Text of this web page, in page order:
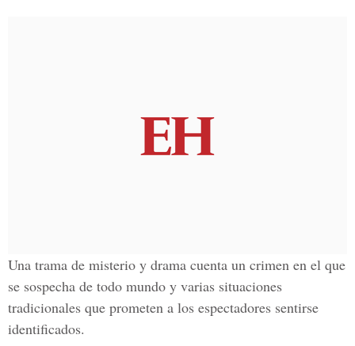
Una trama de misterio y drama cuenta un crimen en el que
se sospecha de todo mundo y varias situaciones
tradicionales que prometen a los espectadores sentirse
identificados.